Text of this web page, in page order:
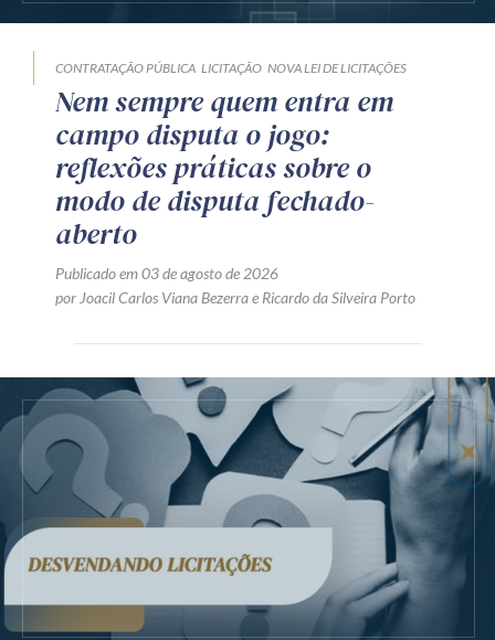
CONTRATAÇÃO PÚBLICA LICITAÇÃO NOVA LEI DE LICITAÇÕES
Nem sempre quem entra em
campo disputa o jogo:
reflexões práticas sobre o
modo de disputa fechado-
aberto
Publicado em 03 de agosto de 2026
por Joacil Carlos Viana Bezerrae Ricardo da Silveira Porto